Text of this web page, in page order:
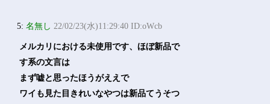
5:名無し 22/02/23(水)11:29:40 ID:oWcb
メルカリにおける未使用です、ほぼ新品で
す系の文言は
まず嘘と思ったほうがええで
ワイも見た目きれいなやつは新品てうそつ